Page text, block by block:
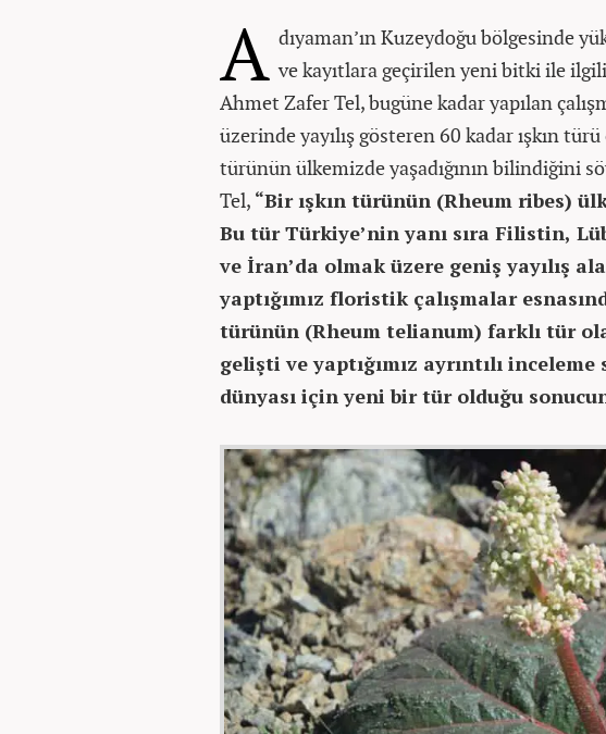
A dıyaman’ın Kuzeydoğu bölgesinde
ve kayıtlara geçirilen yeni bitki ile
Ahmet Zafer Tel, bugüne kadar yapılan
üzerinde yayılış gösteren 60 kadar ışkın
türünün ülkemizde yaşadığının bilindiğini
Tel, “Bir ışkın türünün (Rheum ribes)
Bu tür Türkiye’nin yanı sıra Filistin,
ve İran’da olmak üzere geniş yayılış
yaptığımız floristik çalışmalar
türünün (Rheum telianum) farklı tür
gelişti ve yaptığımız ayrıntılı
dünyası için yeni bir tür olduğu